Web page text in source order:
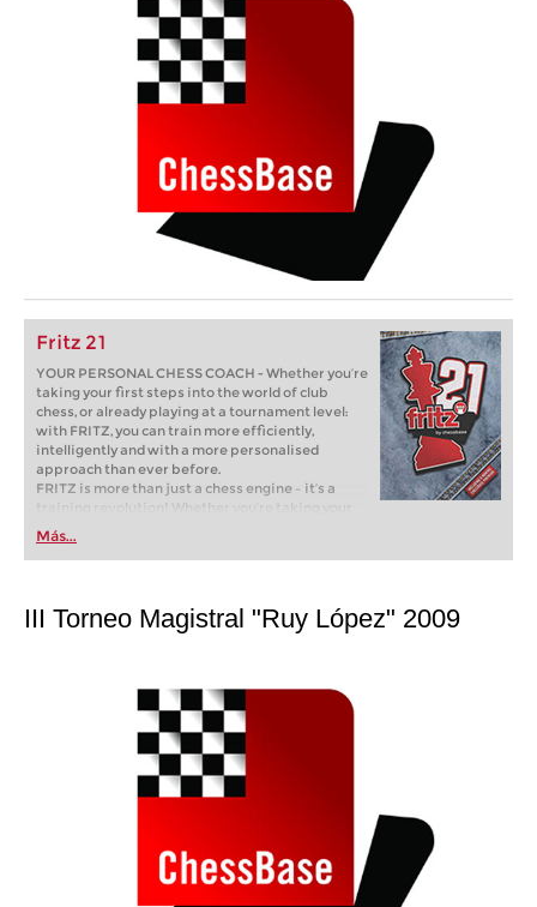
Fritz 21
YOUR PERSONAL CHESS COACH - Whether you’re
taking your first steps into the world of club
chess, or already playing at a tournament level:
with FRITZ, you can train more efficiently,
intelligently and with a more personalised
approach than ever before.
FRITZ is more than just a chess engine – it’s a
training revolution! Whether you’re taking your
first steps into the world of club chess, or already
playing at a tournament level: with FRITZ, you can
train more efficiently, intelligently and with a
Más...
III Torneo Magistral "Ruy López" 2009